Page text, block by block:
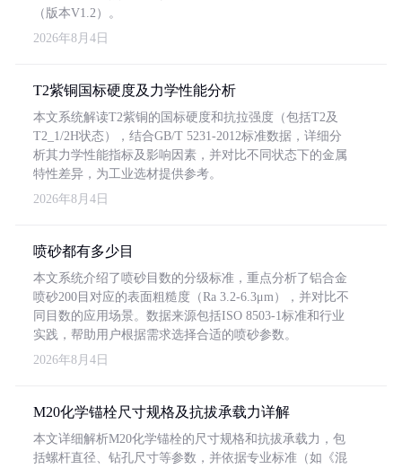
（版本V1.2）。
2026年8月4日
T2紫铜国标硬度及力学性能分析
本文系统解读T2紫铜的国标硬度和抗拉强度（包括T2及
T2_1/2H状态），结合GB/T 5231-2012标准数据，详细分
析其力学性能指标及影响因素，并对比不同状态下的金属
特性差异，为工业选材提供参考。
2026年8月4日
喷砂都有多少目
本文系统介绍了喷砂目数的分级标准，重点分析了铝合金
喷砂200目对应的表面粗糙度（Ra 3.2-6.3μm），并对比不
同目数的应用场景。数据来源包括ISO 8503-1标准和行业
实践，帮助用户根据需求选择合适的喷砂参数。
2026年8月4日
M20化学锚栓尺寸规格及抗拔承载力详解
本文详细解析M20化学锚栓的尺寸规格和抗拔承载力，包
括螺杆直径、钻孔尺寸等参数，并依据专业标准（如《混